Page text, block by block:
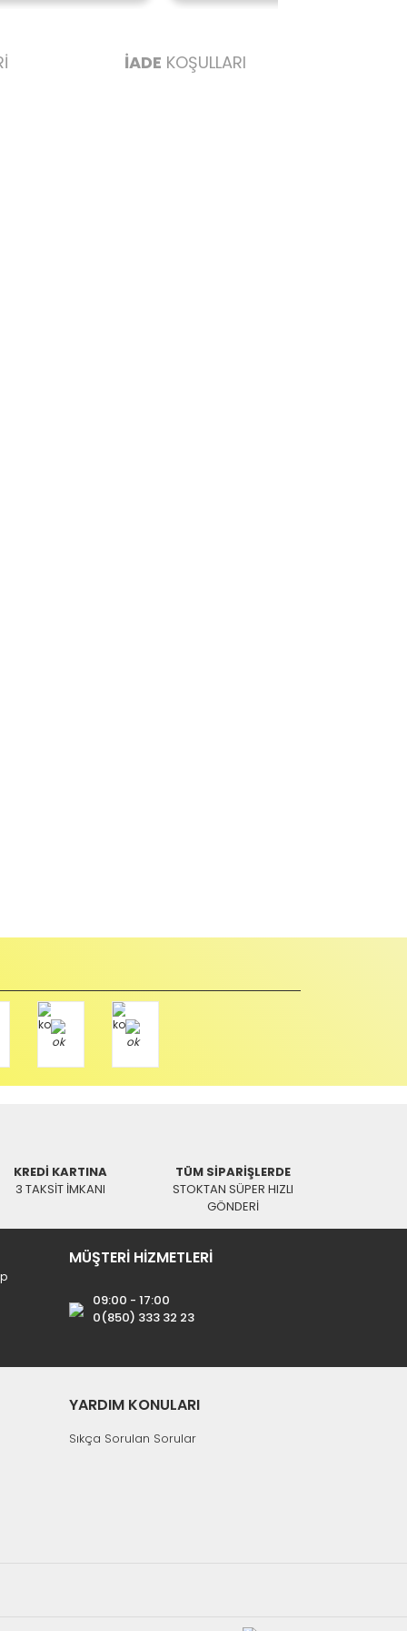
İADE KOŞULLARI
KREDİ KARTINA
3 TAKSİT İMKANI
TÜM SİPARİŞLERDE
STOKTAN SÜPER HIZLI
GÖNDERİ
MÜŞTERİ HİZMETLERİ
09:00 - 17:00
0(850) 333 32 23
YARDIM KONULARI
Sıkça Sorulan Sorular